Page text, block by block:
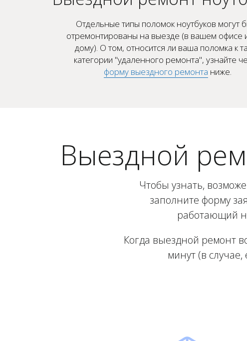
Отдельные типы поломок ноутбуков могут
отремонтированы на выезде (в вашем офисе
дому). О том, относится ли ваша поломка к
категории "удаленного ремонта", узнайте
форму выездного ремонта ниже.
Выездной
Чтобы узнать,
заполните форму
работающий
Когда выездной ремонт
минут (в